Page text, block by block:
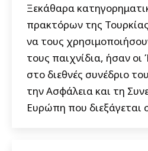
Ξεκάθαρα
πρακτόρων της
να τους
τους παιχνίδια, ήσαν οι
στο διεθνές συνέδριο
την Ασφάλεια και τη
Ευρώπη που διεξάγεται